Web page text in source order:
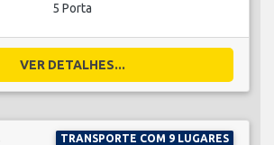
5 Porta
VER DETALHES...
TRANSPORTE COM 9 LUGARES